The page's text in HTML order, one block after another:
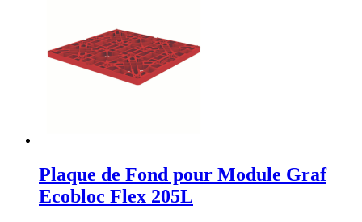
Plaque de Fond pour Module Graf
Ecobloc Flex 205L